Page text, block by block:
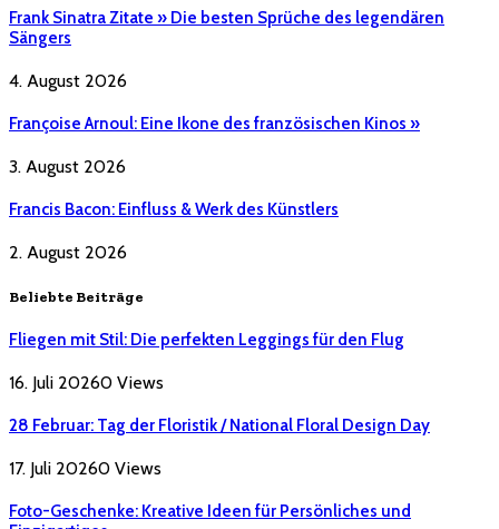
Frank Sinatra Zitate » Die besten Sprüche des legendären
Sängers
4. August 2026
Françoise Arnoul: Eine Ikone des französischen Kinos »
3. August 2026
Francis Bacon: Einfluss & Werk des Künstlers
2. August 2026
Beliebte Beiträge
Fliegen mit Stil: Die perfekten Leggings für den Flug
16. Juli 20260 Views
28 Februar: Tag der Floristik / National Floral Design Day
17. Juli 20260 Views
Foto-Geschenke: Kreative Ideen für Persönliches und